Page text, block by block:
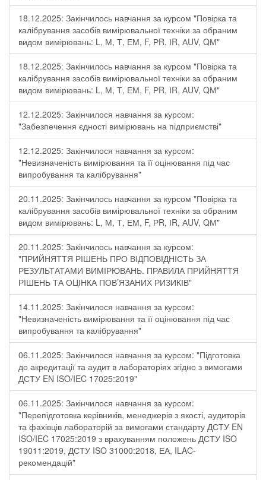
18.12.2025: Закінчилось навчання за курсом "Повірка та
калібрування засобів вимірювальної техніки за обраним
видом вимірювань: L, М, Т, ЕМ, F, РR, ІR, АUV, QМ"
18.12.2025: Закінчилось навчання за курсом "Повірка та
калібрування засобів вимірювальної техніки за обраним
видом вимірювань: L, М, Т, ЕМ, F, РR, ІR, АUV, QМ"
12.12.2025: Закінчилося навчання за курсом:
"Забезпечення єдності вимірювань на підприємстві"
12.12.2025: Закінчилося навчання за курсом:
"Невизначеність вимірювання та її оцінювання під час
випробування та калібрування"
20.11.2025: Закінчилось навчання за курсом "Повірка та
калібрування засобів вимірювальної техніки за обраним
видом вимірювань: L, М, Т, ЕМ, F, РR, ІR, АUV, QМ"
20.11.2025: Закінчилось навчання за курсом:
"ПРИЙНЯТТЯ РІШЕНЬ ПРО ВІДПОВІДНІСТЬ ЗА
РЕЗУЛЬТАТАМИ ВИМІРЮВАНЬ. ПРАВИЛА ПРИЙНЯТТЯ
РІШЕНЬ ТА ОЦІНКА ПОВ’ЯЗАНИХ РИЗИКІВ"
14.11.2025: Закінчилося навчання за курсом:
"Невизначеність вимірювання та її оцінювання під час
випробування та калібрування"
06.11.2025: Закінчилося навчання за курсом: "Підготовка
до акредитації та аудит в лабораторіях згідно з вимогами
ДСТУ EN ISO/IEC 17025:2019"
06.11.2025: Закінчилося навчання за курсом:
"Перепідготовка керівників, менеджерів з якості, аудиторів
та фахівців лабораторій за вимогами стандарту ДСТУ EN
ISO/IEC 17025:2019 з врахуванням положень ДСТУ ISO
19011:2019, ДСТУ ISO 31000:2018, ЕА, ILAC-
рекомендацій"